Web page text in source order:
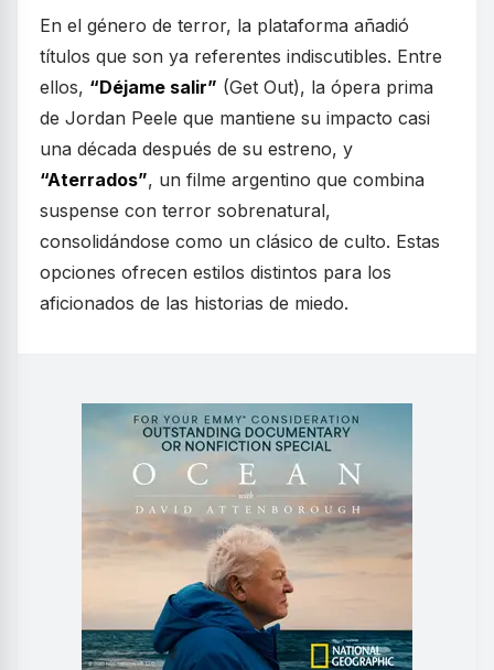
En el género de terror, la plataforma añadió
títulos que son ya referentes indiscutibles. Entre
ellos, “Déjame salir” (Get Out), la ópera prima
de Jordan Peele que mantiene su impacto casi
una década después de su estreno, y
“Aterrados”, un filme argentino que combina
suspense con terror sobrenatural,
consolidándose como un clásico de culto. Estas
opciones ofrecen estilos distintos para los
aficionados de las historias de miedo.